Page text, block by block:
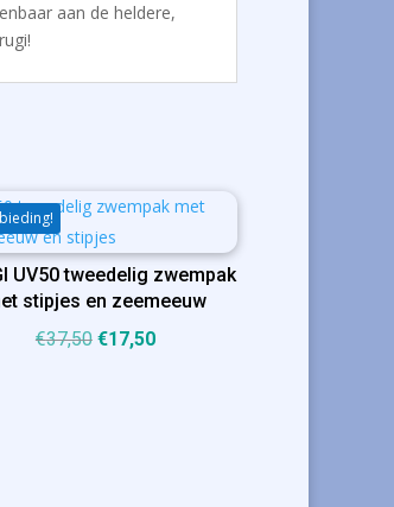
aan de heldere,
UV50 tweedelig zwempak
stipjes en zeemeeuw
€37,50 Oorspronkelijke
€17,50Huidige